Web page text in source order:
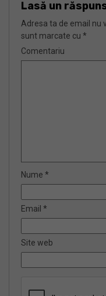
Lasă un
Adresa ta de email nu
sunt marcate cu *
Comentariu
Nume *
Email *
Site web